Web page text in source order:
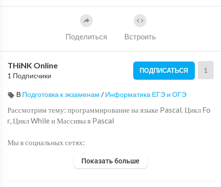
Поделиться Встроить
THiNK Online
1 Подписчики
ПОДПИСАТЬСЯ 1
В Подготовка к экзаменам /Информатика ЕГЭ и ОГЭ
Рассмотрим тему: программирование на языке Pascal. Цикл Fo
r, Цикл While и Массивы в Pascal
Мы в социальных сетях:
Поколение THiNK Instagram:https://www.instagram.com/thin
Показать больше